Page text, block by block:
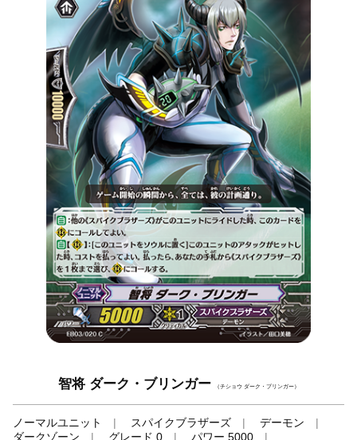
智将 ダーク・ブリンガー （チショウ ダーク・ブリンガー）
ノーマルユニット スパイクブラザーズ
デーモン
ダークゾーン
グレード 0
パワー 5000